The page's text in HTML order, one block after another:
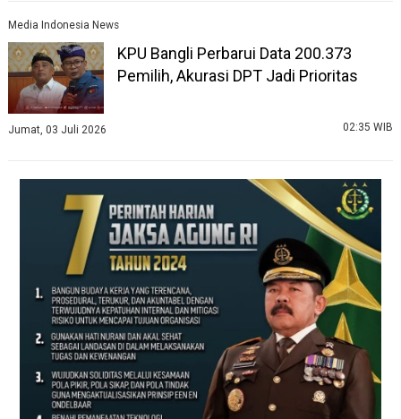
Media Indonesia News
KPU Bangli Perbarui Data 200.373
Pemilih, Akurasi DPT Jadi Prioritas
Jumat, 03 Juli 2026 02:35 WIB